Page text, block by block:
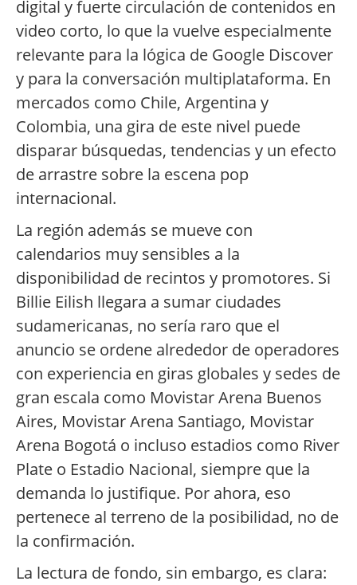
digital y fuerte circulación de contenidos en
video corto, lo que la vuelve especialmente
relevante para la lógica de Google Discover
y para la conversación multiplataforma. En
mercados como Chile, Argentina y
Colombia, una gira de este nivel puede
disparar búsquedas, tendencias y un efecto
de arrastre sobre la escena pop
internacional.
La región además se mueve con
calendarios muy sensibles a la
disponibilidad de recintos y promotores. Si
Billie Eilish llegara a sumar ciudades
sudamericanas, no sería raro que el
anuncio se ordene alrededor de operadores
con experiencia en giras globales y sedes de
gran escala como Movistar Arena Buenos
Aires, Movistar Arena Santiago, Movistar
Arena Bogotá o incluso estadios como River
Plate o Estadio Nacional, siempre que la
demanda lo justifique. Por ahora, eso
pertenece al terreno de la posibilidad, no de
la confirmación.
La lectura de fondo, sin embargo, es clara: